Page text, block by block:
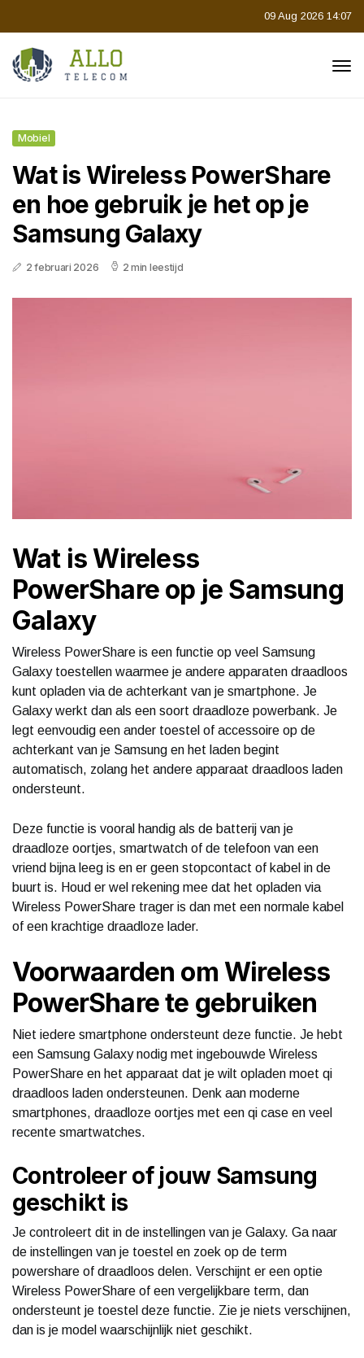
09 Aug 2026 14:07
Mobiel
Wat is Wireless PowerShare
en hoe gebruik je het op je
Samsung Galaxy
2 februari 2026 2 min leestijd
Wat is Wireless
PowerShare op je Samsung
Galaxy
Wireless PowerShare is een functie op veel Samsung
Galaxy toestellen waarmee je andere apparaten draadloos
kunt opladen via de achterkant van je smartphone. Je
Galaxy werkt dan als een soort draadloze powerbank. Je
legt eenvoudig een ander toestel of accessoire op de
achterkant van je Samsung en het laden begint
automatisch, zolang het andere apparaat draadloos laden
ondersteunt.
Deze functie is vooral handig als de batterij van je
draadloze oortjes, smartwatch of de telefoon van een
vriend bijna leeg is en er geen stopcontact of kabel in de
buurt is. Houd er wel rekening mee dat het opladen via
Wireless PowerShare trager is dan met een normale kabel
of een krachtige draadloze lader.
Voorwaarden om Wireless
PowerShare te gebruiken
Niet iedere smartphone ondersteunt deze functie. Je hebt
een Samsung Galaxy nodig met ingebouwde Wireless
PowerShare en het apparaat dat je wilt opladen moet qi
draadloos laden ondersteunen. Denk aan moderne
smartphones, draadloze oortjes met een qi case en veel
recente smartwatches.
Controleer of jouw Samsung
geschikt is
Je controleert dit in de instellingen van je Galaxy. Ga naar
de instellingen van je toestel en zoek op de term
powershare of draadloos delen. Verschijnt er een optie
Wireless PowerShare of een vergelijkbare term, dan
ondersteunt je toestel deze functie. Zie je niets verschijnen,
dan is je model waarschijnlijk niet geschikt.